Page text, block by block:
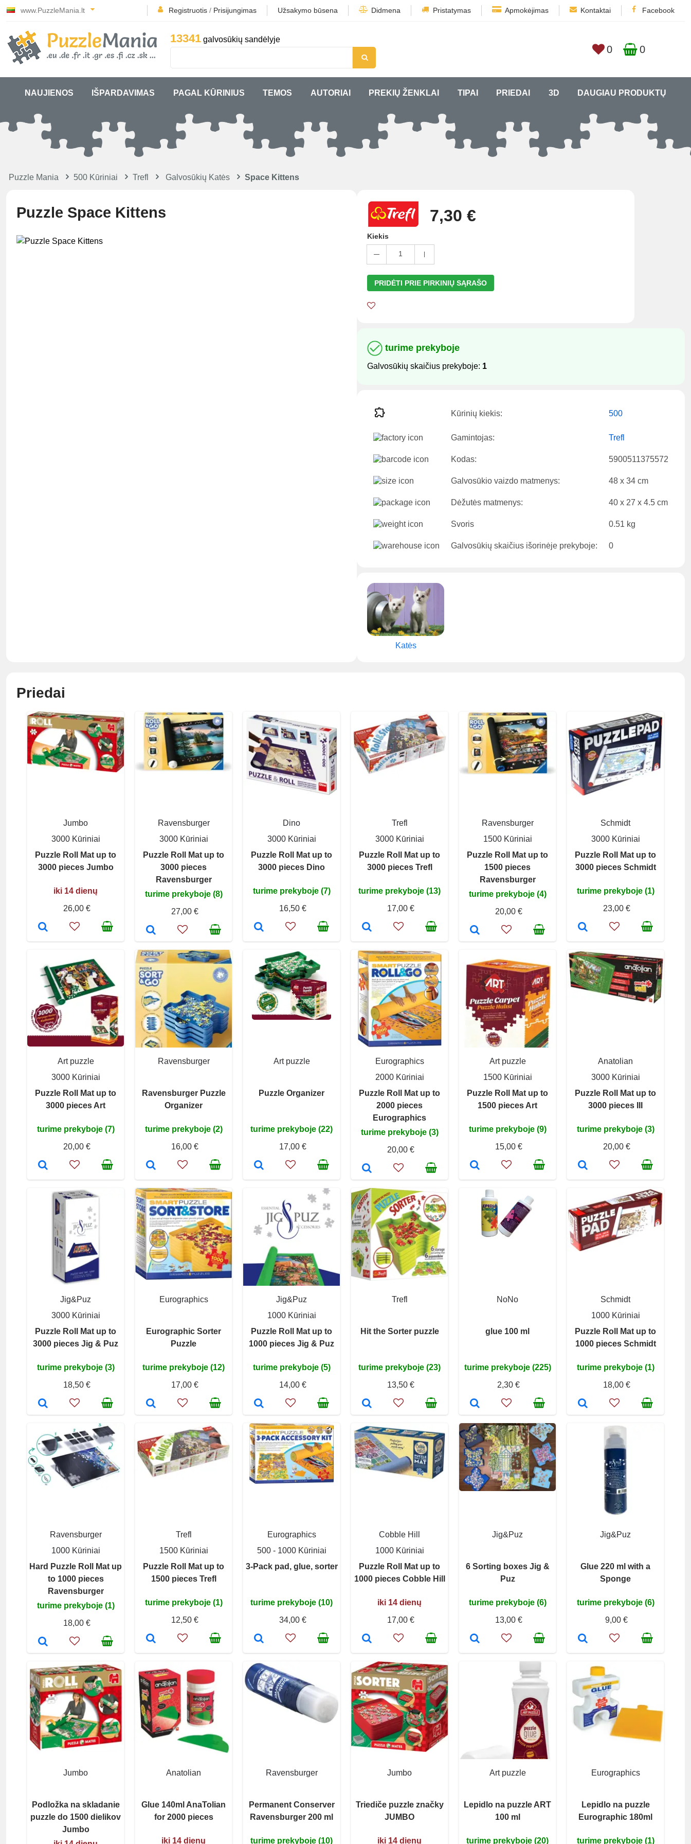
www.PuzzleMania.lt Registruotis / Prisijungimas Užsakymo būsena Didmena Pristatymas Apmokėjimas Kontaktai Facebook
13341 galvosūkių sandėlyje
0 0
NAUJIENOS IŠPARDAVIMAS PAGAL KŪRINIUS TEMOS AUTORIAI PREKIŲ ŽENKLAI TIPAI PRIEDAI 3D DAUGIAU PRODUKTŲ
Puzzle Mania 500 Kūriniai Trefl Galvosūkių Katės Space Kittens
Puzzle Space Kittens 7,30 €
Kiekis
1
PRIDĖTI PRIE PIRKINIŲ SĄRAŠO
turime prekyboje
Galvosūkių skaičius prekyboje: 1
Kūrinių kiekis: 500
Gamintojas: Trefl
Kodas: 5900511375572
Galvosūkio vaizdo matmenys: 48 x 34 cm
Dėžutės matmenys: 40 x 27 x 4.5 cm
Svoris 0.51 kg
Galvosūkių skaičius išorinėje prekyboje: 0
Katės
Priedai
Jumbo
3000 Kūriniai
Puzzle Roll Mat up to
3000 pieces Jumbo
iki 14 dienų
26,00 €
Ravensburger
3000 Kūriniai
Puzzle Roll Mat up to
3000 pieces
Ravensburger
turime prekyboje (8)
27,00 €
Dino
3000 Kūriniai
Puzzle Roll Mat up to
3000 pieces Dino
turime prekyboje (7)
16,50 €
Trefl
3000 Kūriniai
Puzzle Roll Mat up to
3000 pieces Trefl
turime prekyboje (13)
17,00 €
Ravensburger
1500 Kūriniai
Puzzle Roll Mat up to
1500 pieces
Ravensburger
turime prekyboje (4)
20,00 €
Schmidt
3000 Kūriniai
Puzzle Roll Mat up to
3000 pieces Schmidt
turime prekyboje (1)
23,00 €
Art puzzle
3000 Kūriniai
Puzzle Roll Mat up to
3000 pieces Art
turime prekyboje (7)
20,00 €
Ravensburger
Ravensburger Puzzle
Organizer
turime prekyboje (2)
16,00 €
Art puzzle
Puzzle Organizer
turime prekyboje (22)
17,00 €
Eurographics
2000 Kūriniai
Puzzle Roll Mat up to
2000 pieces
Eurographics
turime prekyboje (3)
20,00 €
Art puzzle
1500 Kūriniai
Puzzle Roll Mat up to
1500 pieces Art
turime prekyboje (9)
15,00 €
Anatolian
3000 Kūriniai
Puzzle Roll Mat up to
3000 pieces III
turime prekyboje (3)
20,00 €
Jig&Puz
3000 Kūriniai
Puzzle Roll Mat up to
3000 pieces Jig & Puz
turime prekyboje (3)
18,50 €
Eurographics
Eurographic Sorter
Puzzle
turime prekyboje (12)
17,00 €
Jig&Puz
1000 Kūriniai
Puzzle Roll Mat up to
1000 pieces Jig & Puz
turime prekyboje (5)
14,00 €
Trefl
Hit the Sorter puzzle
turime prekyboje (23)
13,50 €
NoNo
glue 100 ml
turime prekyboje (225)
2,30 €
Schmidt
1000 Kūriniai
Puzzle Roll Mat up to
1000 pieces Schmidt
turime prekyboje (1)
18,00 €
Ravensburger
1000 Kūriniai
Hard Puzzle Roll Mat up
to 1000 pieces
Ravensburger
turime prekyboje (1)
18,00 €
Trefl
1500 Kūriniai
Puzzle Roll Mat up to
1500 pieces Trefl
turime prekyboje (1)
12,50 €
Eurographics
500 - 1000 Kūriniai
3-Pack pad, glue, sorter
turime prekyboje (10)
34,00 €
Cobble Hill
1000 Kūriniai
Puzzle Roll Mat up to
1000 pieces Cobble Hill
iki 14 dienų
17,00 €
Jig&Puz
6 Sorting boxes Jig &
Puz
turime prekyboje (6)
13,00 €
Jig&Puz
Glue 220 ml with a
Sponge
turime prekyboje (6)
9,00 €
Jumbo
Podložka na skladanie
puzzle do 1500 dielikov
Jumbo
Anatolian
Glue 140ml AnaTolian
for 2000 pieces
iki 14 dienų
Ravensburger
Permanent Conserver
Ravensburger 200 ml
turime prekyboje (10)
Jumbo
Triediče puzzle značky
JUMBO
iki 14 dienų
Art puzzle
Lepidlo na puzzle ART
100 ml
turime prekyboje (20)
Eurographics
Lepidlo na puzzle
Eurographic 180ml
turime prekyboje (1)